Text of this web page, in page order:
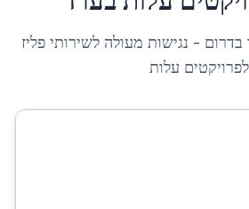
בדרום - נגישות מעולה לשירותי פליז
לפרויקטים עלות